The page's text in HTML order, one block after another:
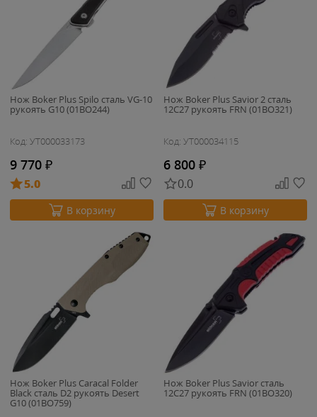
Нож Boker Plus Spilo сталь VG-10
рукоять G10 (01BO244)
Код: УТ000033173
9 770 ₽
5.0
В корзину
Нож Boker Plus Savior 2 сталь
12C27 рукоять FRN (01BO321)
Код: УТ000034115
6 800 ₽
0.0
В корзину
Нож Boker Plus Caracal Folder
Black сталь D2 рукоять Desert
G10 (01BO759)
Нож Boker Plus Savior сталь
12С27 рукоять FRN (01BO320)